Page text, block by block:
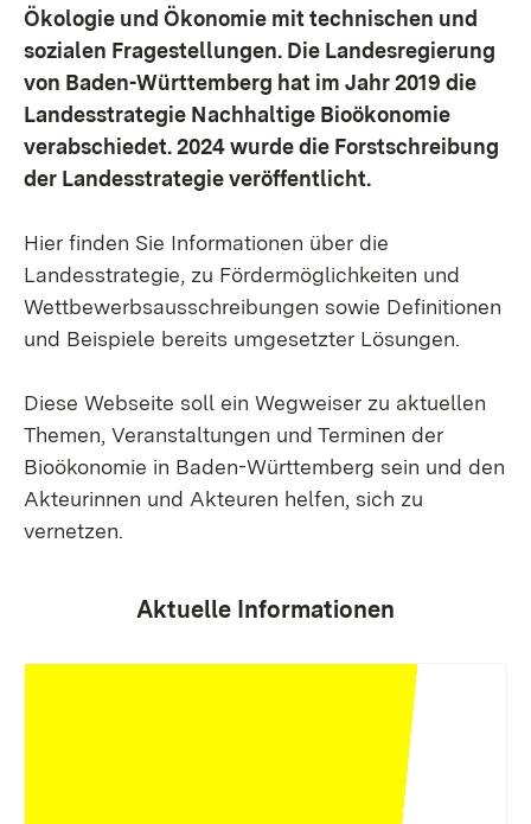
Ökologie und Ökonomie mit technischen und
sozialen Fragestellungen. Die Landesregierung
von Baden-Württemberg hat im Jahr 2019 die
Landesstrategie Nachhaltige Bioökonomie
verabschiedet. 2024 wurde die Forstschreibung
der Landesstrategie veröffentlicht.
Hier finden Sie Informationen über die
Landesstrategie, zu Fördermöglichkeiten und
Wettbewerbsausschreibungen sowie Definitionen
und Beispiele bereits umgesetzter Lösungen.
Diese Webseite soll ein Wegweiser zu aktuellen
Themen, Veranstaltungen und Terminen der
Bioökonomie in Baden-Württemberg sein und den
Akteurinnen und Akteuren helfen, sich zu
vernetzen.
Aktuelle Informationen